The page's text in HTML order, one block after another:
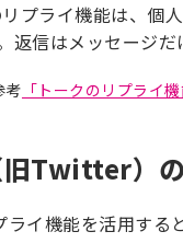
プライ機能は、個
返信はメッセージ
考 「トークのリプライ
旧Twitter）
ライ機能を活用する